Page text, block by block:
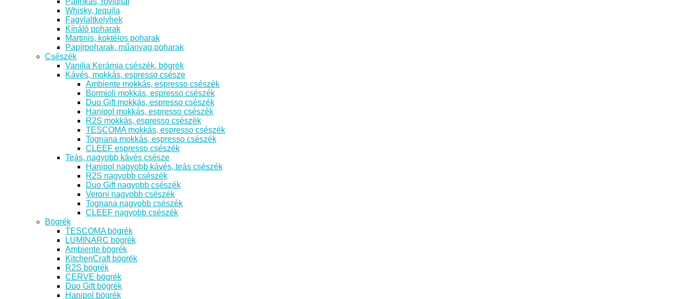
Whisky, tequila
Fagylaltkelyhek
Kínáló poharak
Martinis, koktélos poharak
Papírpoharak, műanyag poharak
Csészék
Vanilia Kerámia csészék, bögrék
Kávés, mokkás, espresso csésze
Ambiente mokkás, espresso csészék
Bormioli mokkás, espresso csészék
Duo Gift mokkás, espresso csészék
Hanipol mokkás, espresso csészék
R2S mokkás, espresso csészék
TESCOMA mokkás, espresso csészék
Tognana mokkás, espresso csészék
CLEEF espresso csészék
Teás, nagyobb kávés csésze
Hanipol nagyobb kávés, teás csészék
R2S nagyobb csészék
Duo Gift nagyobb csészék
Veroni nagyobb csészék
Tognana nagyobb csészék
CLEEF nagyobb csészék
Bögrék
TESCOMA bögrék
LUMINARC bögrék
Ambiente bögrék
KitchenCraft bögrék
R2S bögrék
CERVE bögrék
Duo Gift bögrék
Hanipol bögrék